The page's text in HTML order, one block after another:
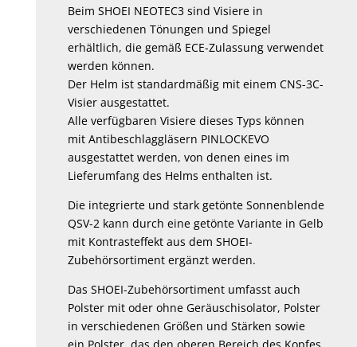
Beim SHOEI NEOTEC3 sind Visiere in
verschiedenen Tönungen und Spiegel
erhältlich, die gemäß ECE-Zulassung verwendet
werden können.
Der Helm ist standardmäßig mit einem CNS-3C-
Visier ausgestattet.
Alle verfügbaren Visiere dieses Typs können
mit Antibeschlaggläsern PINLOCKEVO
ausgestattet werden, von denen eines im
Lieferumfang des Helms enthalten ist.
Die integrierte und stark getönte Sonnenblende
QSV-2 kann durch eine getönte Variante in Gelb
mit Kontrasteffekt aus dem SHOEI-
Zubehörsortiment ergänzt werden.
Das SHOEI-Zubehörsortiment umfasst auch
Polster mit oder ohne Geräuschisolator, Polster
in verschiedenen Größen und Stärken sowie